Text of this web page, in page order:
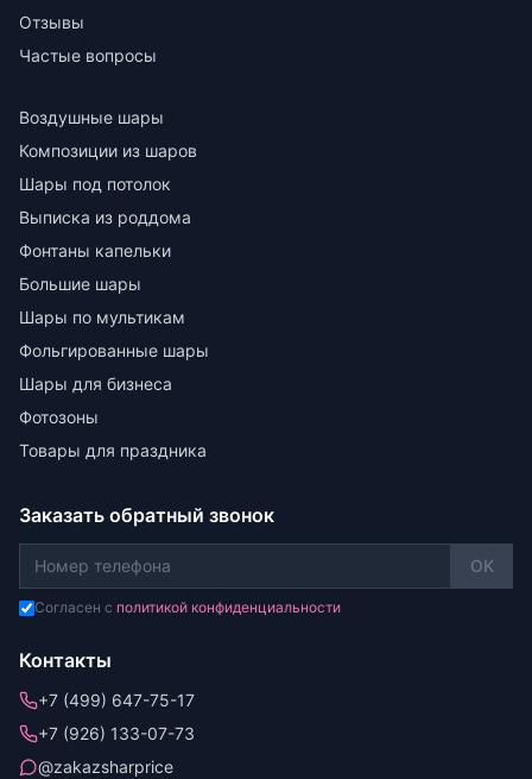
Отзывы
Частые вопросы
Воздушные шары
Композиции из шаров
Шары под потолок
Выписка из роддома
Фонтаны капельки
Большие шары
Шары по мультикам
Фольгированные шары
Шары для бизнеса
Фотозоны
Товары для праздника
Заказать обратный звонок
OK
Согласен с политикой конфиденциальности
Контакты
+7 (499) 647-75-17
+7 (926) 133-07-73
@zakazsharprice